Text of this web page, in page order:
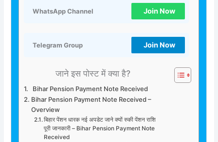
WhatsApp Channel Join Now
Telegram Group Join Now
जाने इस पोस्ट में क्या है?
Bihar Pension Payment Note Received
Bihar Pension Payment Note Received –
Overview
बिहार पेंशन धारक नई अपडेट जाने क्यों रुकी पेंशन राशि
पूरी जानकारी – Bihar Pension Payment Note
Received